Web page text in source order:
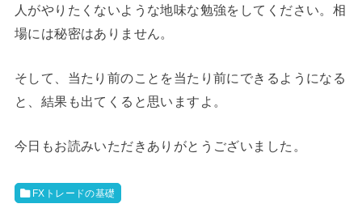
人がやりたくないような地味な勉強をしてください。相
場には秘密はありません。
そして、当たり前のことを当たり前にできるようになる
と、結果も出てくると思いますよ。
今日もお読みいただきありがとうございました。
FXトレードの基礎